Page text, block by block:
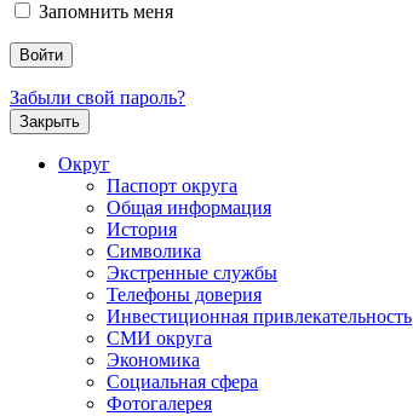
Запомнить меня
Забыли свой пароль?
Закрыть
Округ
Паспорт округа
Общая информация
История
Символика
Экстренные службы
Телефоны доверия
Инвестиционная привлекательность
СМИ округа
Экономика
Социальная сфера
Фотогалерея